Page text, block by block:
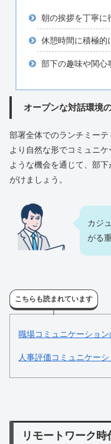
朝の挨拶を丁寧に
休憩時間に積極的
部下の趣味や関心
オープンな対話環境
部署全体でのランチミーテ
より自然な形でコミュニ
ような機会を通じて、部
がけましょう。
カジ
がる
こちらも読まれています
職場コミュニケーショ
人事評価コミュニケー
リモートワーク